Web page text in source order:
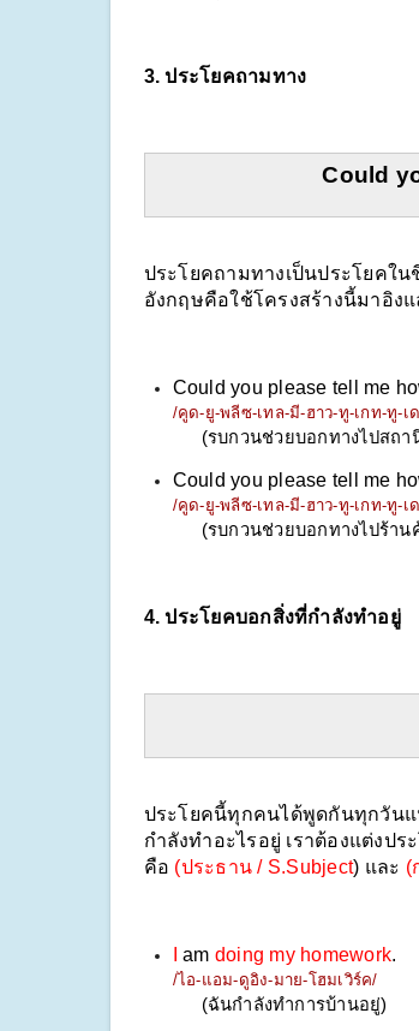
3. ประโยคถามทาง
Could
ประโยคถามทางเป็นประโยคใ
อังกฤษคือใช้โครงสร้างนี้มาอิง
Could you please tell me
/คูด-ยู-พลีซ-เทล-มี-ฮาว-ทู-เกท-ทู-เ
(รบกวนช่วยบอกทางไปสถ
Could you please tell me
/คูด-ยู-พลีซ-เทล-มี-ฮาว-ทู-เกท-ทู-เ
(รบกวนช่วยบอกทางไปร้า
4. ประโยคบอกสิ่งที่กำลังทำอยู่
ประโยคนี้ทุกคนได้พูดกันทุกวันแ
กำลังทำอะไรอยู่ เราต้องแต่งป
คือ (ประธาน / S.Subject) และ (
am doing my homework.
/ไอ-แอม-ดูอิง-มาย-โฮมเวิร์ค/
(ฉันกำลังทำการบ้านอยู่)